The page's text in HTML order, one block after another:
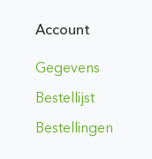
Account
Gegevens
Bestellijst
Bestellingen